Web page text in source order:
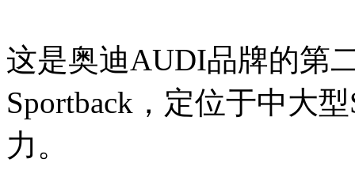
这是奥迪AUDI品牌的第
Sportback，定位于中大
力。